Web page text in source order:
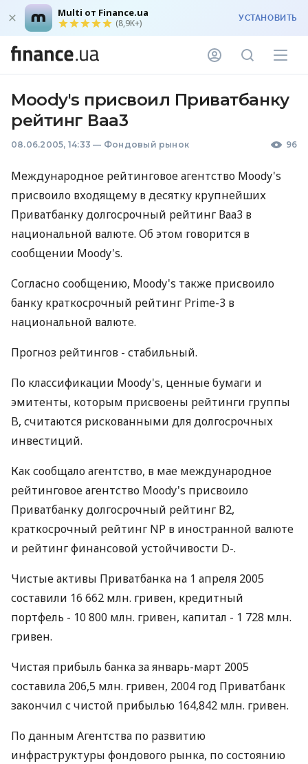
Multi от Finance.ua
(8,9K+) УСТАНОВИТЬ
Moody's присвоил Приватбанку
рейтинг Ваа3
08.06.2005, 14:33 — Фондовый рынок 96
Международное рейтинговое агентство Moody's
присвоило входящему в десятку крупнейших
Приватбанку долгосрочный рейтинг Ваа3 в
национальной валюте. Об этом говорится в
сообщении Moody's.
Согласно сообщению, Moody's также присвоило
банку краткосрочный рейтинг Prime-3 в
национальной валюте.
Прогноз рейтингов - стабильный.
По классификации Moody's, ценные бумаги и
эмитенты, которым присвоены рейтинги группы
B, считаются рискованными для долгосрочных
инвестиций.
Как сообщало агентство, в мае международное
рейтинговое агентство Moody's присвоило
Приватбанку долгосрочный рейтинг В2,
краткосрочный рейтинг NP в иностранной валюте
и рейтинг финансовой устойчивости D-.
Чистые активы Приватбанка на 1 апреля 2005
составили 16 662 млн. гривен, кредитный
портфель - 10 800 млн. гривен, капитал - 1 728 млн.
гривен.
Чистая прибыль банка за январь-март 2005
составила 206,5 млн. гривен, 2004 год Приватбанк
закончил с чистой прибылью 164,842 млн. гривен.
По данным Агентства по развитию
инфраструктуры фондового рынка, по состоянию